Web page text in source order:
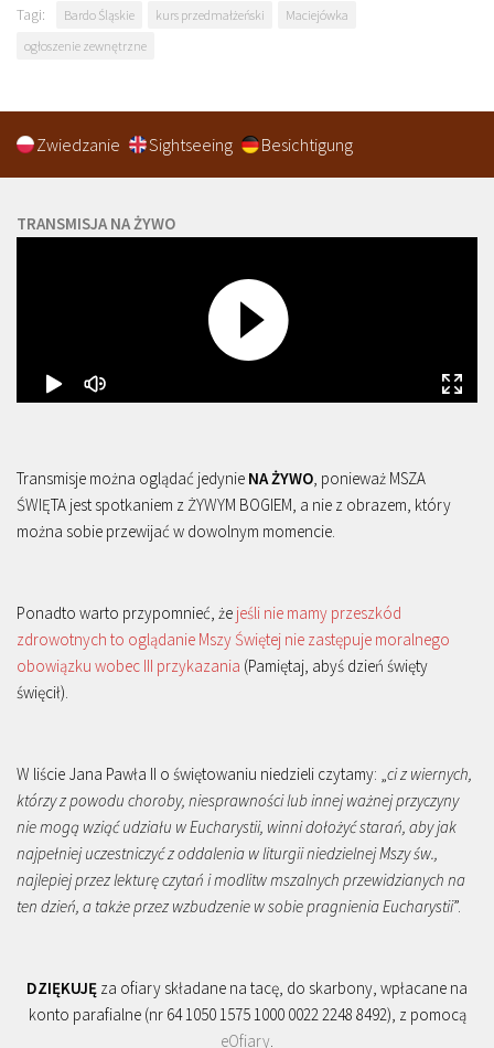
Tagi: Bardo Śląskie kurs przedmałżeński
Maciejówka
ogłoszenie zewnętrzne
Zwiedzanie Sightseeing Besichtigung
TRANSMISJA NA ŻYWO
Transmisje można oglądać jedynie NA ŻYWO, ponieważ MSZA
ŚWIĘTA jest spotkaniem z ŻYWYM BOGIEM, a nie z obrazem, który
można sobie przewijać w dowolnym momencie.
Ponadto warto przypomnieć, że jeśli nie mamy przeszkód
zdrowotnych to oglądanie Mszy Świętej nie zastępuje moralnego
obowiązku wobec III przykazania (Pamiętaj, abyś dzień święty
święcił).
W liście Jana Pawła II o świętowaniu niedzieli czytamy: „ci z wiernych,
którzy z powodu choroby, niesprawności lub innej ważnej przyczyny
nie mogą wziąć udziału w Eucharystii, winni dołożyć starań, aby jak
najpełniej uczestniczyć z oddalenia w liturgii niedzielnej Mszy św.,
najlepiej przez lekturę czytań i modlitw mszalnych przewidzianych na
ten dzień, a także przez wzbudzenie w sobie pragnienia Eucharystii”.
DZIĘKUJĘ za ofiary składane na tacę, do skarbony, wpłacane na
konto parafialne (nr 64 1050 1575 1000 0022 2248 8492), z pomocą
eOfiary.